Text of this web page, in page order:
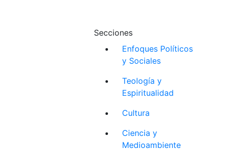
Secciones
Enfoques Políticos
y Sociales
Teología y
Espiritualidad
Cultura
Ciencia y
Medioambiente